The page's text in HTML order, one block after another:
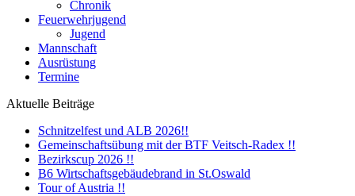
Chronik
Feuerwehrjugend
Jugend
Mannschaft
Ausrüstung
Termine
Aktuelle Beiträge
Schnitzelfest und ALB 2026!!
Gemeinschaftsübung mit der BTF Veitsch-Radex !!
Bezirkscup 2026 !!
B6 Wirtschaftsgebäudebrand in St.Oswald
Tour of Austria !!